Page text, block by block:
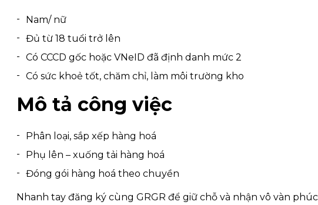
Nam/ nữ
Đủ từ 18 tuổi trở lên
Có CCCD gốc hoặc VNeID đã định danh mức 2
Có sức khoẻ tốt, chăm chỉ, làm môi trường kho
Mô tả công việc
Phân loại, sắp xếp hàng hoá
Phụ lên – xuống tải hàng hoá
Đóng gói hàng hoá theo chuyền
Nhanh tay đăng ký cùng GRGR để giữ chỗ và nhận vô vàn